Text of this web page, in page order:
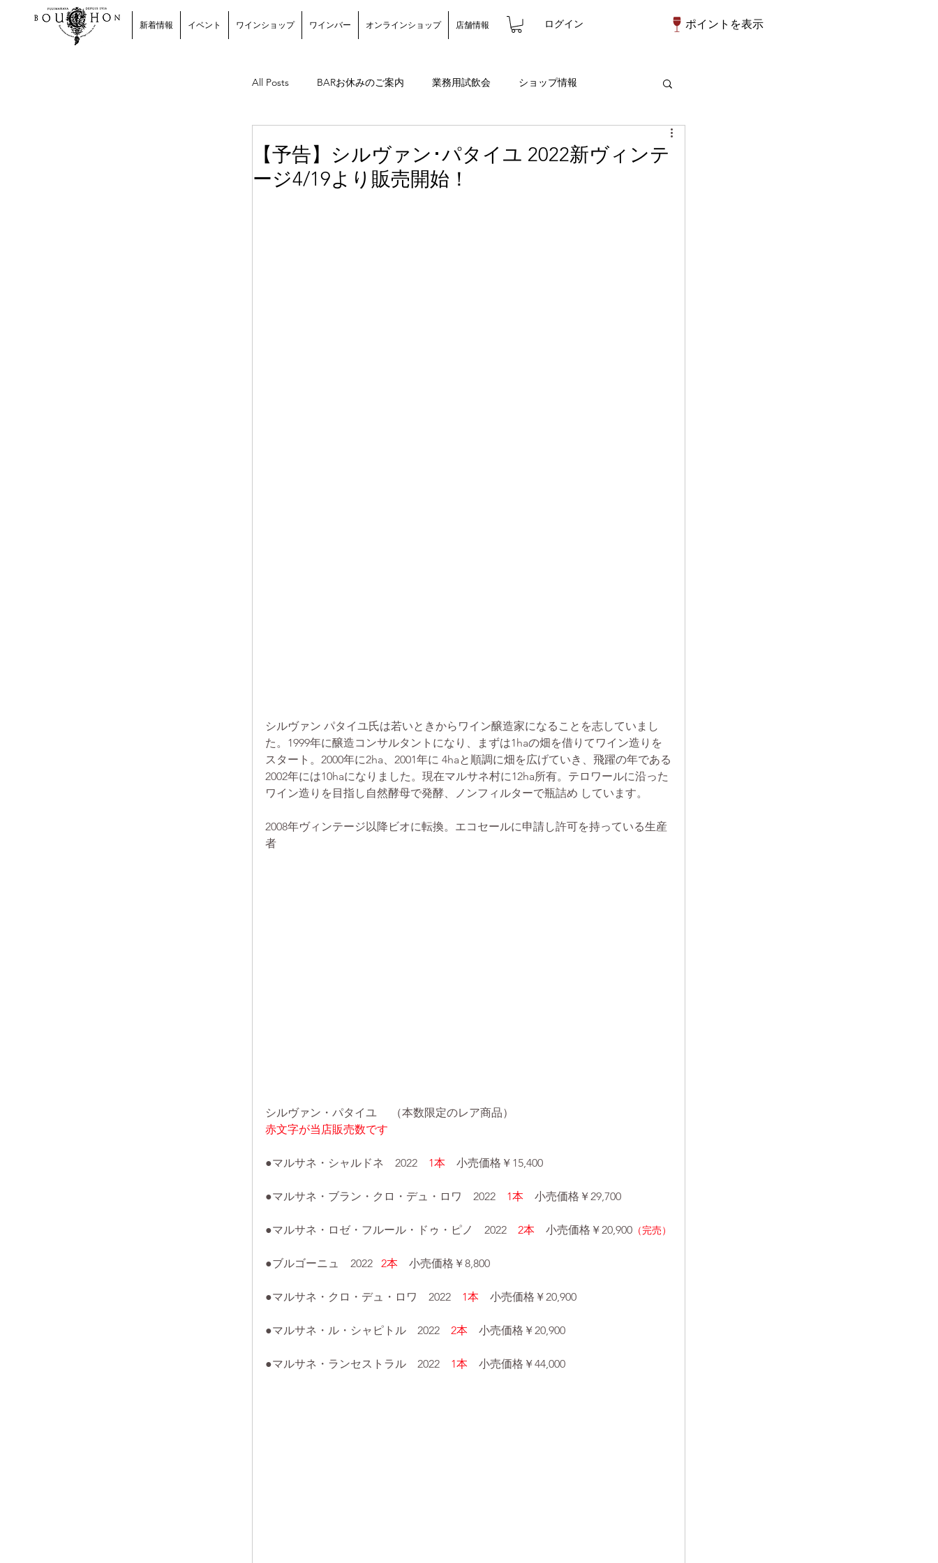
新着情報 イベント ワインショップ ワインバー オンラインショップ 店舗情報 ログイン ポイントを表示
All Posts BARお休みのご案内 業務用試飲会 ショップ情報
【予告】シルヴァン･パタイユ 2022新ヴィンテ
ージ4/19より販売開始！
シルヴァン パタイユ氏は若いときからワイン醸造家になることを志していまし
た。1999年に醸造コンサルタントになり、まずは1haの畑を借りてワイン造りを
スタート。2000年に2ha、2001年に 4haと順調に畑を広げていき、飛躍の年である
2002年には10haになりました。現在マルサネ村に12ha所有。テロワールに沿った
ワイン造りを目指し自然酵母で発酵、ノンフィルターで瓶詰め しています。
2008年ヴィンテージ以降ビオに転換。エコセールに申請し許可を持っている生産
者
シルヴァン・パタイユ 　（本数限定のレア商品）
赤文字が当店販売数です
●マルサネ・シャルドネ　2022 1本 小売価格￥15,400
●マルサネ・ブラン・クロ・デュ・ロワ　2022 1本 小売価格￥29,700
●マルサネ・ロゼ・フルール・ドゥ・ピノ　2022 2本 小売価格￥20,900 （完売）
●ブルゴーニュ　2022 2本 小売価格￥8,800
●マルサネ・クロ・デュ・ロワ　2022 1本 小売価格￥20,900
●マルサネ・ル・シャピトル　2022 2本 小売価格￥20,900
●マルサネ・ランセストラル　2022 1本 小売価格￥44,000